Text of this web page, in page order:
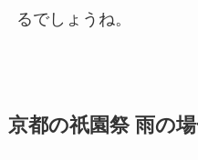
るでしょうね。
京都の祇園祭 雨の